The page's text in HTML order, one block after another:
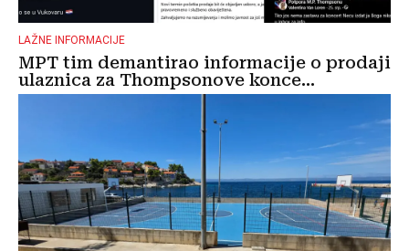
LAŽNE INFORMACIJE
MPT tim demantirao informacije o prodaji
ulaznica za Thompsonove konce...